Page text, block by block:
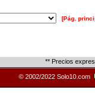
[Pág.
** Precios
© 2002/2022 Solo10.com